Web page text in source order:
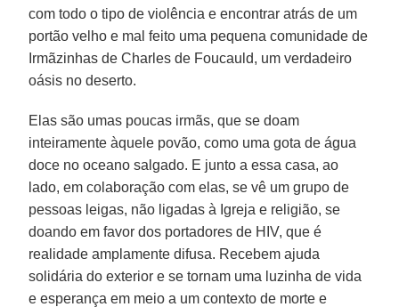
com todo o tipo de violência e encontrar atrás de um
portão velho e mal feito uma pequena comunidade de
Irmãzinhas de Charles de Foucauld, um verdadeiro
oásis no deserto.
Elas são umas poucas irmãs, que se doam
inteiramente àquele povão, como uma gota de água
doce no oceano salgado. E junto a essa casa, ao
lado, em colaboração com elas, se vê um grupo de
pessoas leigas, não ligadas à Igreja e religião, se
doando em favor dos portadores de HIV, que é
realidade amplamente difusa. Recebem ajuda
solidária do exterior e se tornam uma luzinha de vida
e esperança em meio a um contexto de morte e